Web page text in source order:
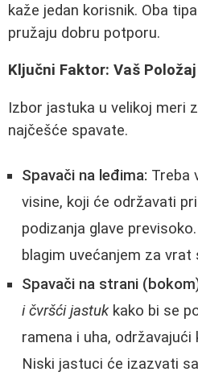
kaže jedan korisnik. Oba
pružaju dobru potporu.
Ključni Faktor: Vaš
Izbor jastuka u velikoj meri
najčešće spavate.
Spavači na leđima: Treba
visine, koji će održavati
podizanja glave
blagim uvećanjem za vrat
Spavači na strani
i čvršći jastukkako bi se
ramena i uha, održavajući
Niski jastuci će izazvati